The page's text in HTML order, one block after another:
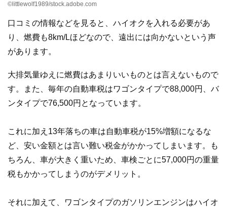
©littlewolf1989/stock.adobe.com
口コミの情報などを見ると、ハイオクを入れる必要があ
り、燃費も8km/Lほどなので、遠出には向かないという声
があります。
大排気量ゆえに燃費はあまりいいものとは言えないもので
す。また、毎年の自動車税はワゴンタイプで88,000円、バ
ンタイプで76,500円となっています。
これに加え13年落ちの車は自動車税が15%増額になるな
ど、安い金額とは言い難い税金がかかってしまいます。も
ちろん、車が大きく重いため、車検ごとに57,000円の重量
税もかかってしまうのがデメリット。
それに加えて、ワゴンタイプのガソリンエンジンはハイオ